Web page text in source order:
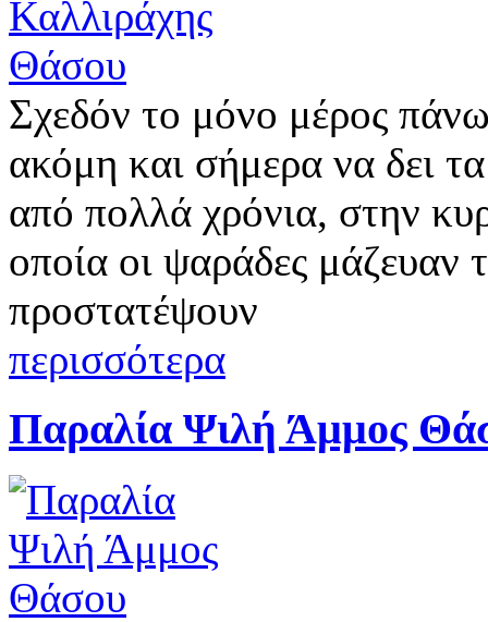
Σχεδόν το μόνο μέρος
ακόμη και σήμερα να δει
από πολλά χρόνια, στην
οποία οι ψαράδες μάζευαν
προστατέψουν
περισσότερα
Παραλία Ψιλή Άμμος